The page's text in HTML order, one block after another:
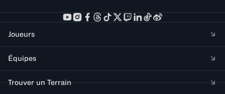
Joueurs
Équipes
Trouver un Terrain